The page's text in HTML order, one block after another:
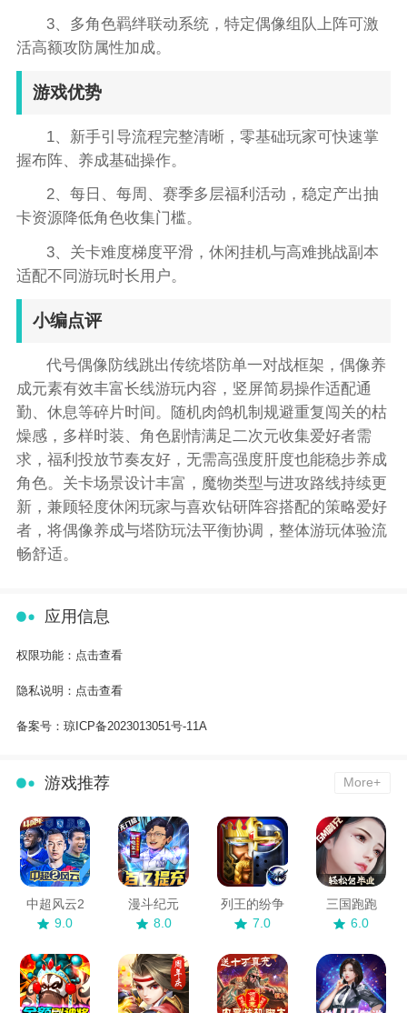
3、多角色羁绊联动系统，特定偶像组队上阵可激
活高额攻防属性加成。
游戏优势
1、新手引导流程完整清晰，零基础玩家可快速掌
握布阵、养成基础操作。
2、每日、每周、赛季多层福利活动，稳定产出抽
卡资源降低角色收集门槛。
3、关卡难度梯度平滑，休闲挂机与高难挑战副本
适配不同游玩时长用户。
小编点评
代号偶像防线跳出传统塔防单一对战框架，偶像养
成元素有效丰富长线游玩内容，竖屏简易操作适配通
勤、休息等碎片时间。随机肉鸽机制规避重复闯关的枯
燥感，多样时装、角色剧情满足二次元收集爱好者需
求，福利投放节奏友好，无需高强度肝度也能稳步养成
角色。关卡场景设计丰富，魔物类型与进攻路线持续更
新，兼顾轻度休闲玩家与喜欢钻研阵容搭配的策略爱好
者，将偶像养成与塔防玩法平衡协调，整体游玩体验流
畅舒适。
应用信息
权限功能： 点击查看
隐私说明： 点击查看
备案号： 琼ICP备2023013051号-11A
游戏推荐 More+
中超风云2
9.0
漫斗纪元
8.0
列王的纷争
7.0
三国跑跑
6.0